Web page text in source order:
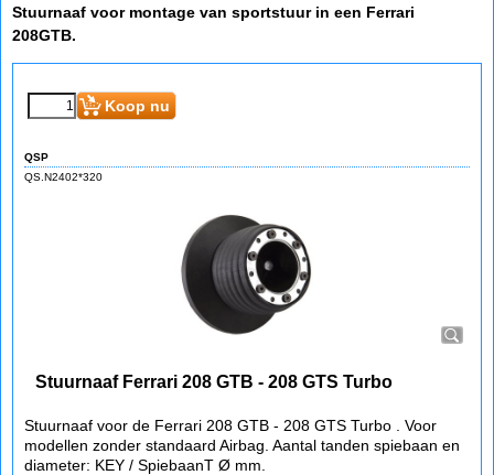
Stuurnaaf voor montage van sportstuur in een Ferrari
208GTB.
Koop nu
QSP
QS.N2402*320
Stuurnaaf Ferrari 208 GTB - 208 GTS Turbo
Stuurnaaf voor de Ferrari 208 GTB - 208 GTS Turbo . Voor
modellen zonder standaard Airbag. Aantal tanden spiebaan en
diameter: KEY / SpiebaanT Ø mm.